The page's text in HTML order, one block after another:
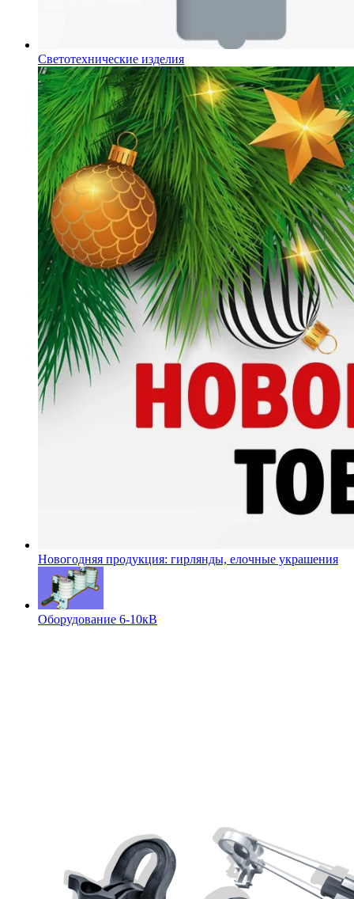
Светотехнические изделия
Новогодняя продукция: гирлянды, елочные украшения
Оборудование 6-10кВ